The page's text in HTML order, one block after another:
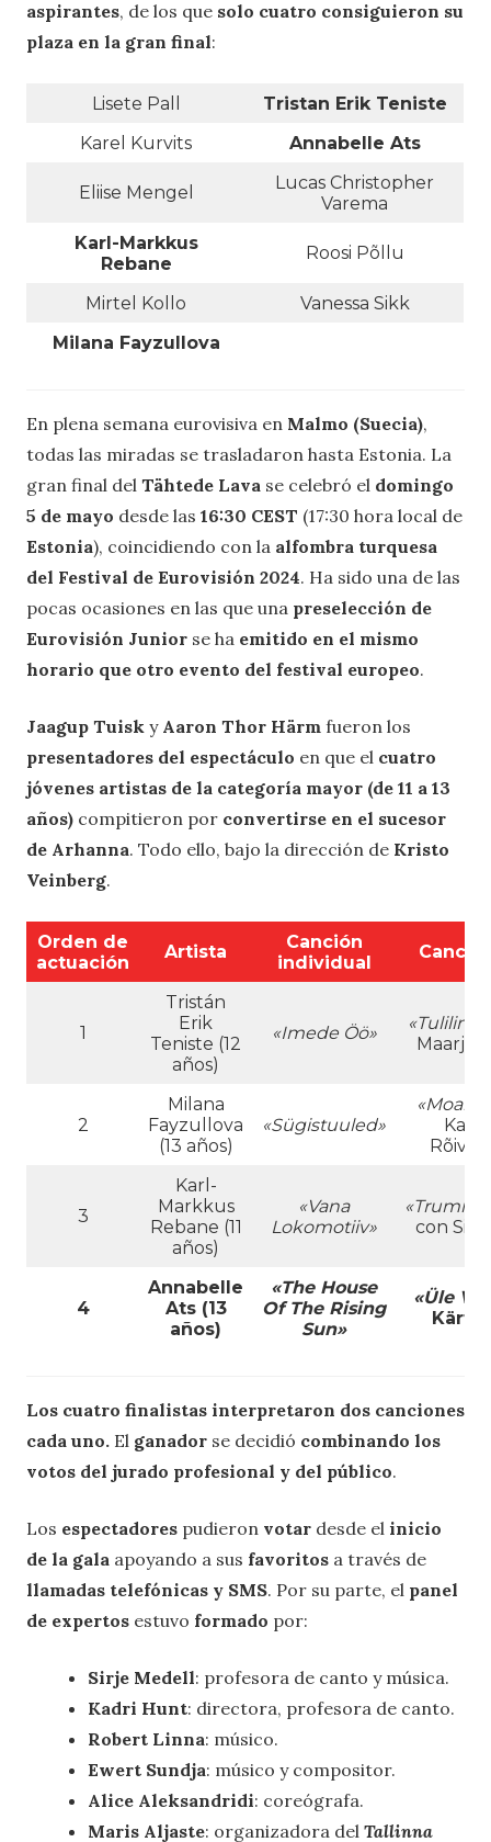
aspirantes, de los que solo cuatro consiguieron su
plaza en la gran final:
Lisete Pall
Tristan Erik Teniste
Karel Kurvits
Annabelle Ats
Eliise Mengel
Lucas Christopher
Varema
Karl-Markkus
Rebane
Roosi Põllu
Mirtel Kollo
Vanessa Sikk
Milana Fayzullova
En plena semana eurovisiva en Malmo (Suecia),
todas las miradas se trasladaron hasta Estonia. La
gran final del Tähtede Lava se celebró el domingo
5 de mayo desde las 16:30 CEST (17:30 hora local de
Estonia), coincidiendo con la alfombra turquesa
del Festival de Eurovisión 2024. Ha sido una de las
pocas ocasiones en las que una preselección de
Eurovisión Junior se ha emitido en el mismo
horario que otro evento del festival europeo.
Jaagup Tuisk y Aaron Thor Härm fueron los
presentadores del espectáculo en que el cuatro
jóvenes artistas de la categoría mayor (de 11 a 13
años) compitieron por convertirse en el sucesor
de Arhanna. Todo ello, bajo la dirección de Kristo
Veinberg.
Orden de
actuación
Artista
Canción
individual
1
Tristán
Erik
Teniste (12
años)
«Imede Öö» «
Maarja-
2
Milana
Fayzullova
(13 años)
«Sügistuuled»
3
Karl-
Markkus
Rebane (11
años)
«Vana
Lokomotiiv»
con
4
Annabelle
Ats (13
años)
«The House
Of The Rising
Sun»
«Üle
Kärt
Los cuatro finalistas interpretaron dos canciones
cada uno. El ganador se decidió combinando los
votos del jurado profesional y del público.
Los espectadores pudieron votar desde el inicio
de la gala apoyando a sus favoritos a través de
llamadas telefónicas y SMS. Por su parte, el panel
de expertos estuvo formado por:
Sirje Medell: profesora de canto y música.
Kadri Hunt: directora, profesora de canto.
Robert Linna: músico.
Ewert Sundja: músico y compositor.
Alice Aleksandridi: coreógrafa.
Maris Aljaste: organizadora del Tallinna